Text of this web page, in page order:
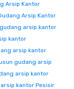
Arsip Kantor
Arsip Kantor
arsip kantor
kantor
arsip kantor
gudang arsip
arsip kantor
kantor Pesisir